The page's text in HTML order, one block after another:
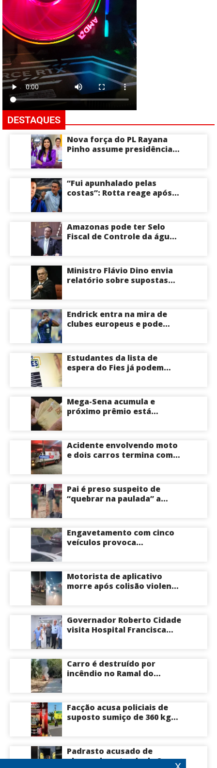
DESTAQUES
Nova força do PL Rayana
Pinho assume presidência
como nome competitivo
para a ALEAM
“Fui apunhalado pelas
costas”: Rotta reage após
o Senado pelo Amazonas;
veja
Amazonas pode ter Selo
Fiscal de Controle da água
Ministro Flávio Dino envia
relatório sobre supostas
Endrick entra na mira de
clubes europeus e pode
Estudantes da lista de
espera do Fies já podem
Mega-Sena acumula e
próximo prêmio está
Acidente envolvendo moto
e dois carros termina com
Pai é preso suspeito de
“quebrar na paulada” a
Itacoatiara: “batia para
corrigir e educar”; veja
vídeo
Engavetamento com cinco
veículos provoca
Manaus
Motorista de aplicativo
morre após colisão violenta
Governador Roberto Cidade
visita Hospital Francisca
cirurgias cardíacas
pediátricas
Carro é destruído por
incêndio no Ramal do
Facção acusa policiais de
suposto sumiço de 360 kg
Padrasto acusado de
abusar da enteada de 8